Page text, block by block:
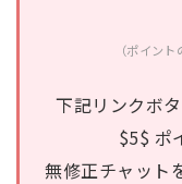
（ポイン
下記リンクボ
$5$ ポ
無修正チャット